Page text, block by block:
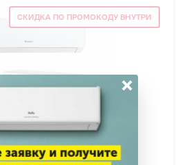
СКИДКА ПО ПРОМОКОДУ ВНУТРИ
×